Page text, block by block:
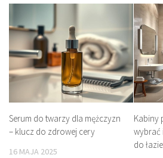
Serum do twarzy dla mężczyzn
– klucz do zdrowej cery
16 MAJA 2025
Kabiny
wybrać
do